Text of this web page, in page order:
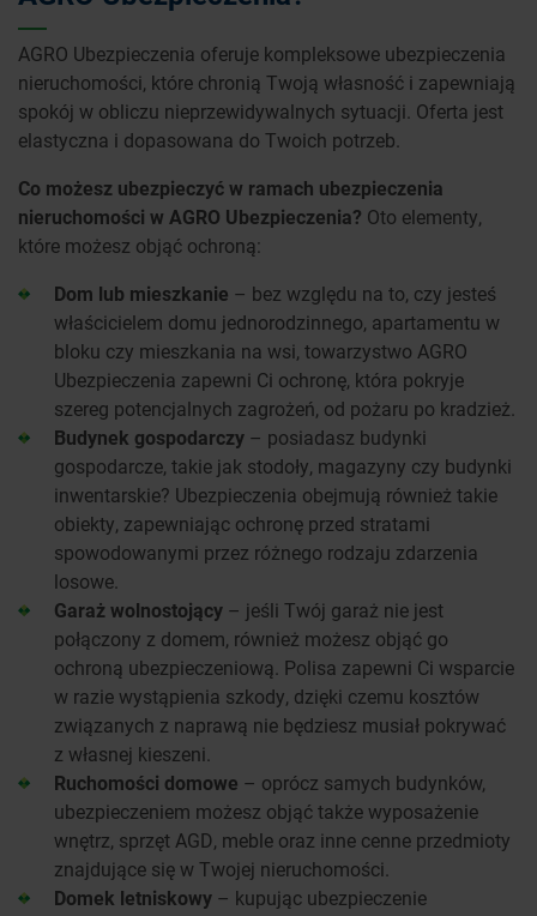
AGRO Ubezpieczenia oferuje kompleksowe ubezpieczenia
nieruchomości, które chronią Twoją własność i zapewniają
spokój w obliczu nieprzewidywalnych sytuacji. Oferta jest
elastyczna i dopasowana do Twoich potrzeb.
Co możesz ubezpieczyć w ramach ubezpieczenia
nieruchomości w AGRO Ubezpieczenia? Oto elementy,
które możesz objąć ochroną:
Dom lub mieszkanie – bez względu na to, czy jesteś
właścicielem domu jednorodzinnego, apartamentu w
bloku czy mieszkania na wsi, towarzystwo AGRO
Ubezpieczenia zapewni Ci ochronę, która pokryje
szereg potencjalnych zagrożeń, od pożaru po kradzież.
Budynek gospodarczy – posiadasz budynki
gospodarcze, takie jak stodoły, magazyny czy budynki
inwentarskie? Ubezpieczenia obejmują również takie
obiekty, zapewniając ochronę przed stratami
spowodowanymi przez różnego rodzaju zdarzenia
losowe.
Garaż wolnostojący – jeśli Twój garaż nie jest
połączony z domem, również możesz objąć go
ochroną ubezpieczeniową. Polisa zapewni Ci wsparcie
w razie wystąpienia szkody, dzięki czemu kosztów
związanych z naprawą nie będziesz musiał pokrywać
z własnej kieszeni.
Ruchomości domowe – oprócz samych budynków,
ubezpieczeniem możesz objąć także wyposażenie
wnętrz, sprzęt AGD, meble oraz inne cenne przedmioty
znajdujące się w Twojej nieruchomości.
Domek letniskowy – kupując ubezpieczenie